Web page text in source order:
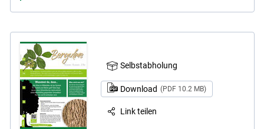
Selbstabholung
Download (PDF 10.2 MB)
Link teilen